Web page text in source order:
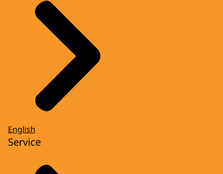
English
Service